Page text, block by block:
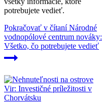
potrebujete vedieť.
Pokračovať v čítaníNárodné
vodnopólové centrum nováky:
Všetko, čo potrebujete vedieť